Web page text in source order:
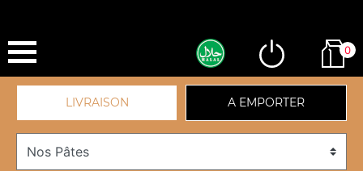
0
LIVRAISON A EMPORTER